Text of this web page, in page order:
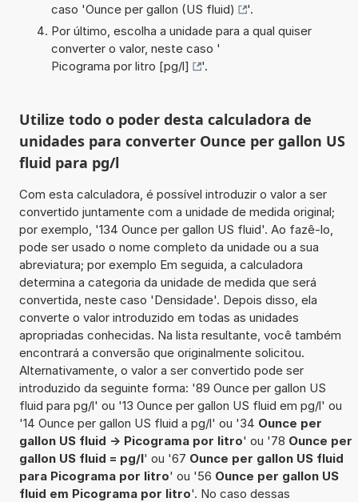
caso 'Ounce per gallon (US fluid)
'.
Por último, escolha a unidade para a qual quiser
converter o valor, neste caso '
Picograma por litro [pg/l]
'.
Utilize todo o poder desta calculadora de
unidades para converter Ounce per gallon US
fluid para pg/l
Com esta calculadora, é possível introduzir o valor a ser
convertido juntamente com a unidade de medida original;
por exemplo, '134 Ounce per gallon US fluid'. Ao fazê-lo,
pode ser usado o nome completo da unidade ou a sua
abreviatura; por exemplo Em seguida, a calculadora
determina a categoria da unidade de medida que será
convertida, neste caso 'Densidade'. Depois disso, ela
converte o valor introduzido em todas as unidades
apropriadas conhecidas. Na lista resultante, você também
encontrará a conversão que originalmente solicitou.
Alternativamente, o valor a ser convertido pode ser
introduzido da seguinte forma: '89 Ounce per gallon US
fluid para pg/l' ou '13 Ounce per gallon US fluid em pg/l' ou
'14 Ounce per gallon US fluid a pg/l' ou '34 Ounce per
gallon US fluid -> Picograma por litro' ou '78 Ounce per
gallon US fluid = pg/l' ou '67 Ounce per gallon US fluid
para Picograma por litro' ou '56 Ounce per gallon US
fluid em Picograma por litro'. No caso dessas